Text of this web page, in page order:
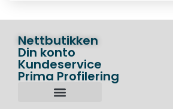
Nettbutikken
Din konto
Kundeservice
Prima Profilering